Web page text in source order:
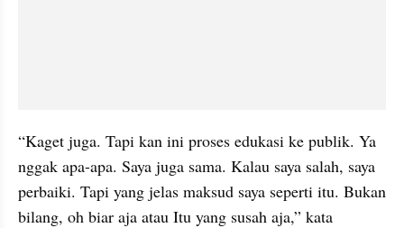
“Kaget juga. Tapi kan ini proses edukasi ke publik. Ya
nggak apa-apa. Saya juga sama. Kalau saya salah, saya
perbaiki. Tapi yang jelas maksud saya seperti itu. Bukan
bilang, oh biar aja atau Itu yang susah aja,” kata